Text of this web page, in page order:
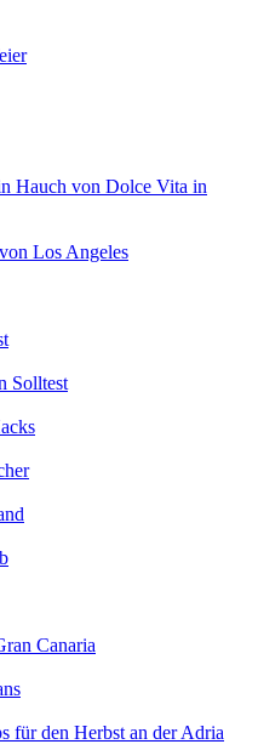
Hauch von Dolce Vita in
Los Angeles
Solltest
Canaria
für den Herbst an der Adria